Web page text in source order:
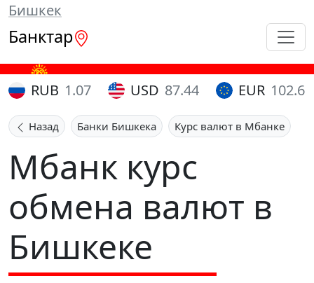
Бишкек
Банктар
RUB 1.07 USD 87.44 EUR 102.65
Назад Банки Бишкека Курс валют в Мбанке
Мбанк курс
обмена валют в
Бишкеке